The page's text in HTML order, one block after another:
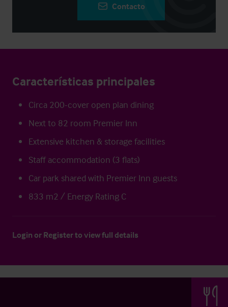
Contacto
Características principales
Circa 200-cover open plan dining
Next to 82 room Premier Inn
Extensive kitchen & storage facilities
Staff accommodation (3 flats)
Car park shared with Premier Inn guests
833 m2 / Energy Rating C
Login or Registerto view full details